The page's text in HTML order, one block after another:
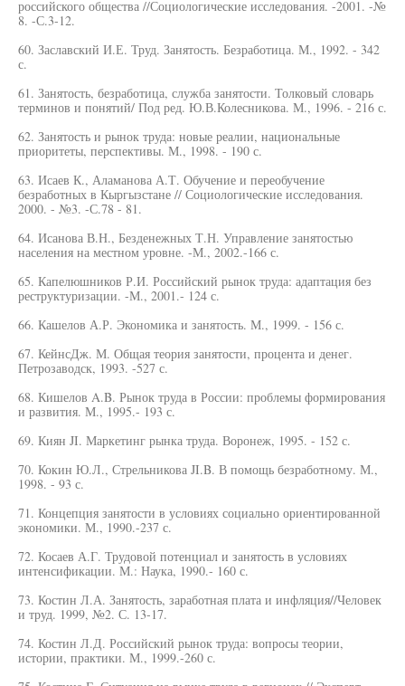
российского общества //Социологические исследования. -2001. -№
8. -С.3-12.
60. Заславский И.Е. Труд. Занятость. Безработица. М., 1992. - 342
с.
61. Занятость, безработица, служба занятости. Толковый словарь
терминов и понятий/ Под ред. Ю.В.Колесникова. М., 1996. - 216 с.
62. Занятость и рынок труда: новые реалии, национальные
приоритеты, перспективы. М., 1998. - 190 с.
63. Исаев К., Аламанова А.Т. Обучение и переобучение
безработных в Кыргызстане // Социологические исследования.
2000. - №3. -С.78 - 81.
64. Исанова В.Н., Безденежных Т.Н. Управление занятостью
населения на местном уровне. -М., 2002.-166 с.
65. Капелюшников Р.И. Российский рынок труда: адаптация без
реструктуризации. -М., 2001.- 124 с.
66. Кашелов А.Р. Экономика и занятость. М., 1999. - 156 с.
67. КейнсДж. М. Общая теория занятости, процента и денег.
Петрозаводск, 1993. -527 с.
68. Кишелов A.B. Рынок труда в России: проблемы формирования
и развития. М., 1995.- 193 с.
69. Киян JI. Маркетинг рынка труда. Воронеж, 1995. - 152 с.
70. Кокин Ю.Л., Стрельникова JI.B. В помощь безработному. М.,
1998. - 93 с.
71. Концепция занятости в условиях социально ориентированной
экономики. М., 1990.-237 с.
72. Косаев А.Г. Трудовой потенциал и занятость в условиях
интенсификации. М.: Наука, 1990.- 160 с.
73. Костин Л.А. Занятость, заработная плата и инфляция//Человек
и труд. 1999, №2. С. 13-17.
74. Костин Л.Д. Российский рынок труда: вопросы теории,
истории, практики. М., 1999.-260 с.